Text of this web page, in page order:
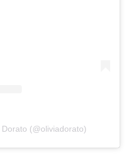
(@oliviadorato)